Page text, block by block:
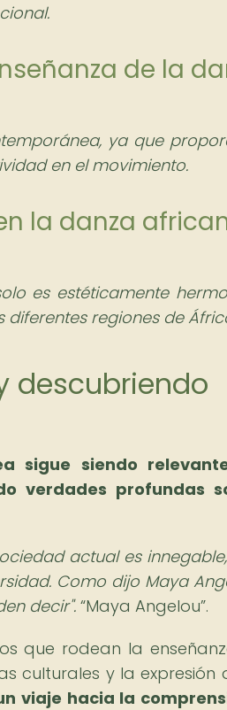
de la
ya que
en el movimiento.
la danza
es estéticamente
regiones de
descubriendo
sigue siendo
verdades profundas
actual es
Como dijo Maya
decir". Maya Angelou .
que rodean la
culturales y la expresión
viaje hacia la